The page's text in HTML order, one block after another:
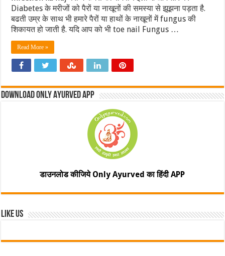
Diabetes के मरीजों को पैरों या नाखूनों की समस्या से झूझना पड़ता है.
बढती उम्र के साथ भी हमारे पैरों या हाथों के नाखूनों में fungus की
शिकायत हो जाती है. यदि आप को भी toe nail Fungus …
Read More »
Download Only Ayurved App
डाउनलोड कीजिये Only Ayurved का हिंदी APP
Like Us